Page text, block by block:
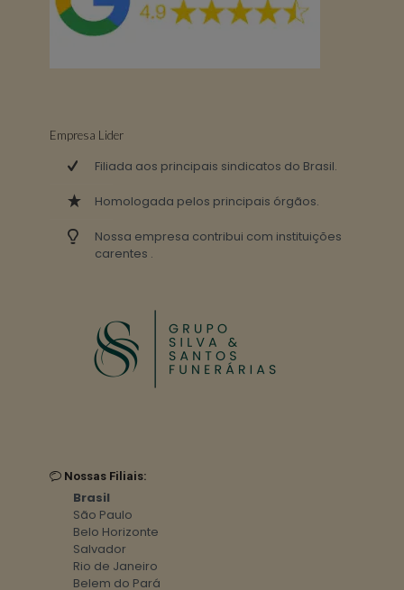
Empresa Lider
Filiada aos principais sindicatos do Brasil.
Homologada pelos principais órgãos.
Nossa empresa contribui com instituições
carentes .
Nossas Filiais:
Brasil
São Paulo
Belo Horizonte
Salvador
Rio de Janeiro
Belem do Pará